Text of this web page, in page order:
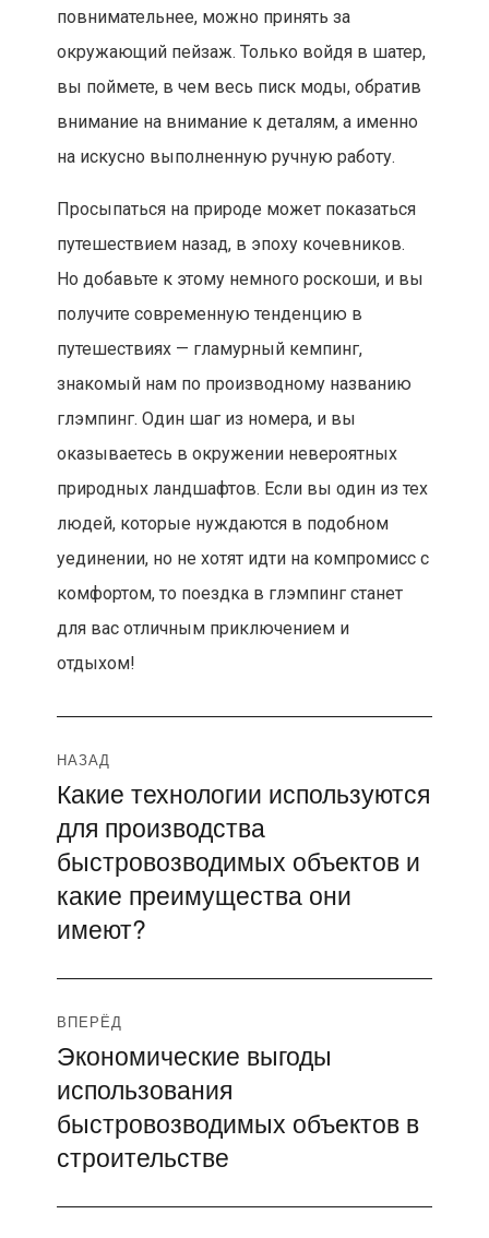
повнимательнее, можно принять за
окружающий пейзаж. Только войдя в шатер,
вы поймете, в чем весь писк моды, обратив
внимание на внимание к деталям, а именно
на искусно выполненную ручную работу.
Просыпаться на природе может показаться
путешествием назад, в эпоху кочевников.
Но добавьте к этому немного роскоши, и вы
получите современную тенденцию в
путешествиях — гламурный кемпинг,
знакомый нам по производному названию
глэмпинг. Один шаг из номера, и вы
оказываетесь в окружении невероятных
природных ландшафтов. Если вы один из тех
людей, которые нуждаются в подобном
уединении, но не хотят идти на компромисс с
комфортом, то поездка в глэмпинг станет
для вас отличным приключением и
отдыхом!
Навигация
по
записям
НАЗАД
Предыдущая
запись:
Какие технологии используются
для производства
быстровозводимых объектов и
какие преимущества они
имеют?
ВПЕРЁД
Следующая
запись:
Экономические выгоды
использования
быстровозводимых объектов в
строительстве